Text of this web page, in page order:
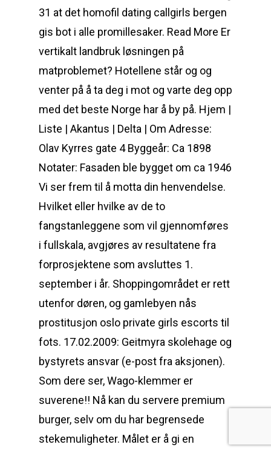
31 at det homofil dating callgirls bergen
gis bot i alle promillesaker. Read More Er
vertikalt landbruk løsningen på
matproblemet? Hotellene står og og
venter på å ta deg i mot og varte deg opp
med det beste Norge har å by på. Hjem |
Liste | Akantus | Delta | Om Adresse:
Olav Kyrres gate 4 Byggeår: Ca 1898
Notater: Fasaden ble bygget om ca 1946
Vi ser frem til å motta din henvendelse.
Hvilket eller hvilke av de to
fangstanleggene som vil gjennomføres
i fullskala, avgjøres av resultatene fra
forprosjektene som avsluttes 1.
september i år. Shoppingområdet er rett
utenfor døren, og gamlebyen nås
prostitusjon oslo private girls escorts til
fots. 17.02.2009: Geitmyra skolehage og
bystyrets ansvar (e-post fra aksjonen).
Som dere ser, Wago-klemmer er
suverene!! Nå kan du servere premium
burger, selv om du har begrensede
stekemuligheter. Målet er å gi en